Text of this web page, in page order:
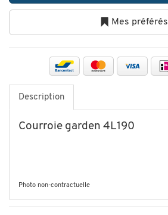
Mes préférés
Description
Courroie garden 4L190
Photo non-contractuelle